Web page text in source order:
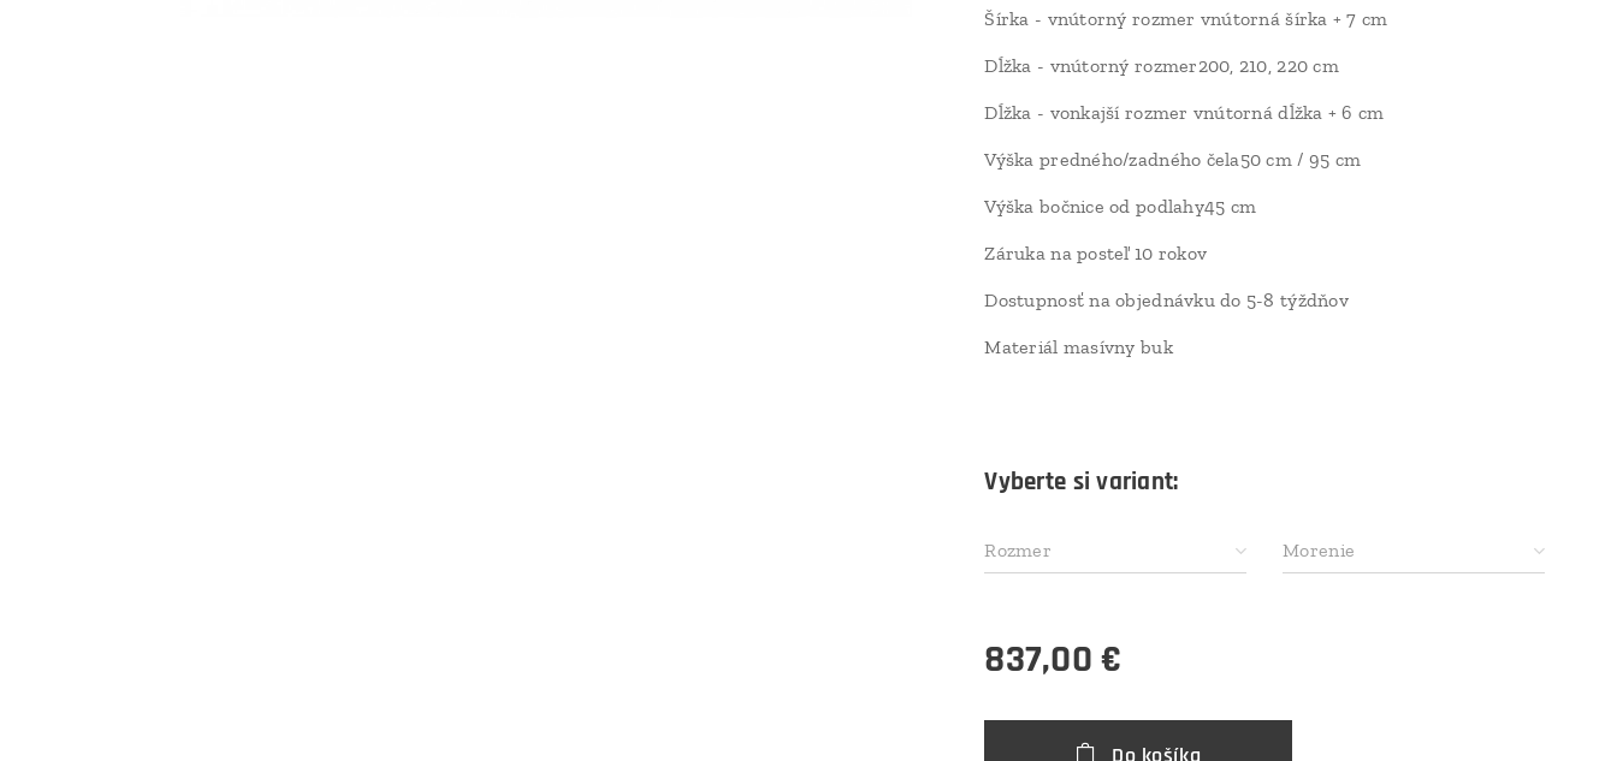
Šírka - vnútorný rozmer vnútorná šírka + 7 cm
Dĺžka - vnútorný rozmer200, 210, 220 cm
Dĺžka - vonkajší rozmer vnútorná dĺžka + 6 cm
Výška predného/zadného čela50 cm / 95 cm
Výška bočnice od podlahy45 cm
Záruka na posteľ 10 rokov
Dostupnosť na objednávku do 5-8 týždňov
Materiál masívny buk
Vyberte si variant:
Rozmer Morenie
837,00€